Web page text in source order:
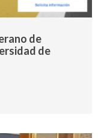
de
de